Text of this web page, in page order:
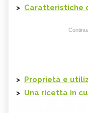
> Caratteristiche
> Proprietà e
> Una ricetta in